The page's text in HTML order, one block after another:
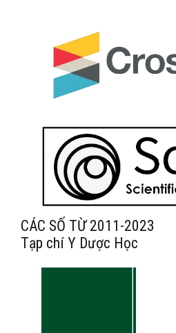
CÁC SỐ TỪ 2011-2023
Tạp chí Y Dược Học